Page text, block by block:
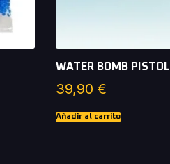
WATER BOMB PISTOL
39,90 €
Añadir al carrito